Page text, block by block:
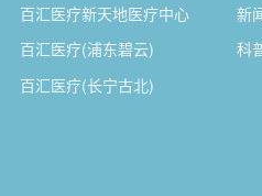
百汇医疗新天地医疗中心
百汇医疗(浦东碧云)
百汇医疗(长宁古北)
新
科